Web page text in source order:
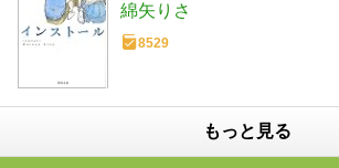
綿矢りさ
8529
もっと見る